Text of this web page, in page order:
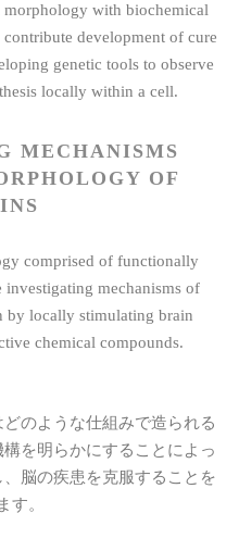
morphology with biochemical
development of cure
genetic tools to observe
locally within a cell.
MECHANISMS
OF
comprised of functionally
mechanisms of
by locally stimulating brain
chemical compounds.
のような仕組みで造られる
を明らかにすることによっ
脳の疾患を克服することを
す。